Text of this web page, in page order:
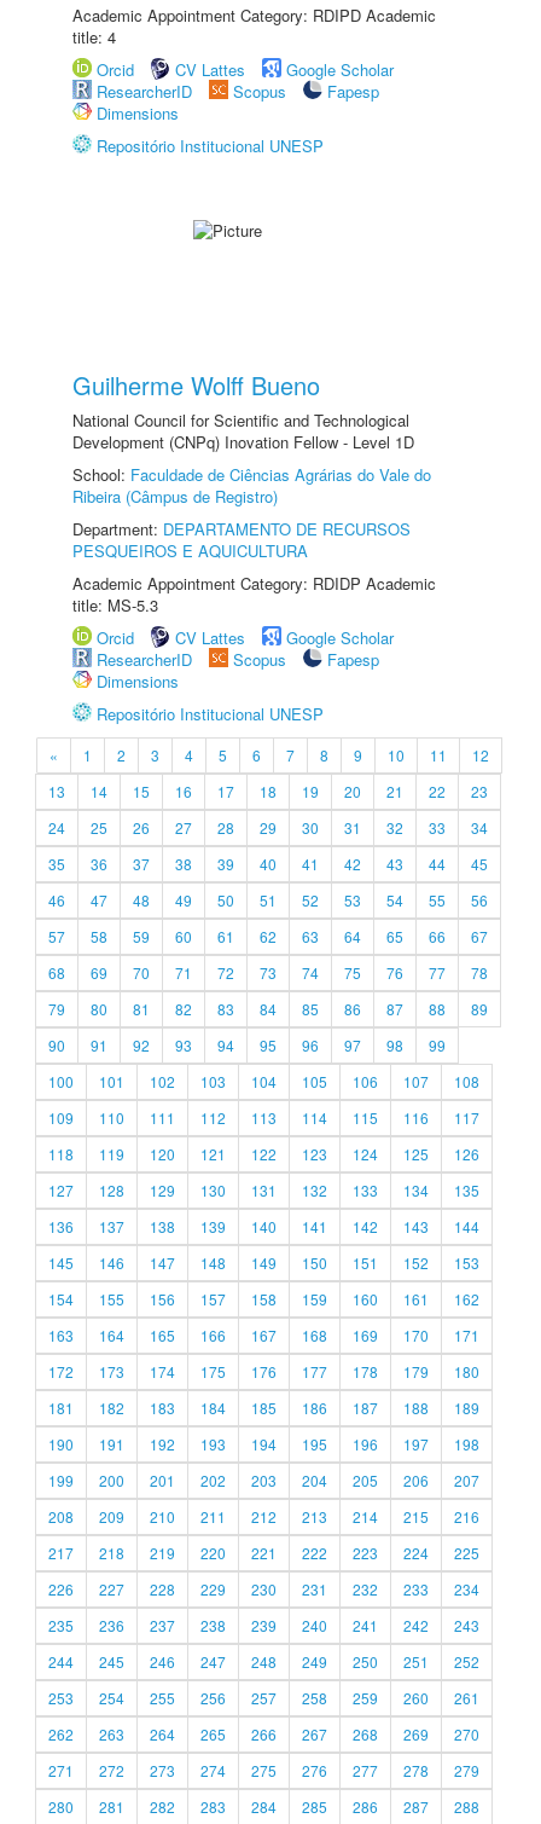
Academic Appointment Category: RDIPD Academic
title: 4
Orcid
CV Lattes
Google Scholar
ResearcherID
Scopus
Fapesp
Dimensions
Repositório Institucional UNESP
Guilherme Wolff Bueno
National Council for Scientific and Technological
Development (CNPq) Inovation Fellow - Level 1D
School: Faculdade de Ciências Agrárias do Vale do
Ribeira (Câmpus de Registro)
Department: DEPARTAMENTO DE RECURSOS
PESQUEIROS E AQUICULTURA
Academic Appointment Category: RDIDP Academic
title: MS-5.3
Orcid
CV Lattes
Google Scholar
ResearcherID
Scopus
Fapesp
Dimensions
Repositório Institucional UNESP
« 1 2 3 4 5 6 7 8 9 10 11
12
13
14 15 16 17 18 19 20 21 22
23
24
25 26 27 28 29 30 31 32 33
34
35
36 37 38 39 40 41 42 43 44
45
46
47 48 49 50 51 52 53 54 55
56
57
58 59 60 61 62 63 64 65 66
67
68
69 70 71 72 73 74 75 76 77
78
79
80 81 82 83 84 85 86 87 88
89
90
91 92 93 94 95 96 97 98
99
100
101 102 103 104 105 106 107
108
109
110 111 112 113 114 115 116
117
118
119 120 121 122 123 124 125
126
127
128 129 130 131 132 133 134
135
136
137 138 139 140 141 142 143
144
145
146 147 148 149 150 151 152
153
154
155 156 157 158 159 160 161
162
163
164 165 166 167 168 169 170
171
172
173 174 175 176 177 178 179
180
181
182 183 184 185 186 187 188
189
190
191 192 193 194 195 196 197
198
199
200 201 202 203 204 205 206
207
208
209 210 211 212 213 214 215
216
217
218 219 220 221 222 223 224
225
226
227 228 229 230 231 232 233
234
235
236 237 238 239 240 241 242
243
244
245 246 247 248 249 250 251
252
253
254 255 256 257 258 259 260
261
262
263 264 265 266 267 268 269
270
271
272 273 274 275 276 277 278
279
280
281 282 283 284 285 286 287 288